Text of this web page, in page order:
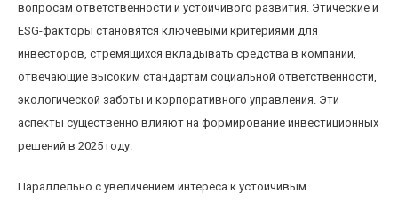
вопросам ответственности и устойчивого развития. Этические и
ESG-факторы становятся ключевыми критериями для
инвесторов, стремящихся вкладывать средства в компании,
отвечающие высоким стандартам социальной ответственности,
экологической заботы и корпоративного управления. Эти
аспекты существенно влияют на формирование инвестиционных
решений в 2025 году.
Параллельно с увеличением интереса к устойчивым